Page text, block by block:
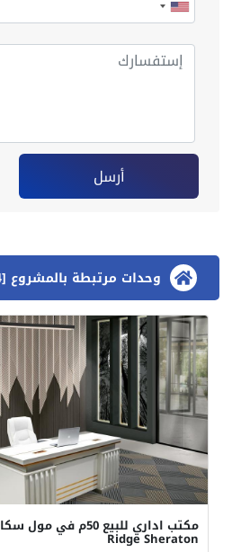
أرسل
وحدات مرتبطة بالمشروع [4 وحدات]
Ridge Sheraton